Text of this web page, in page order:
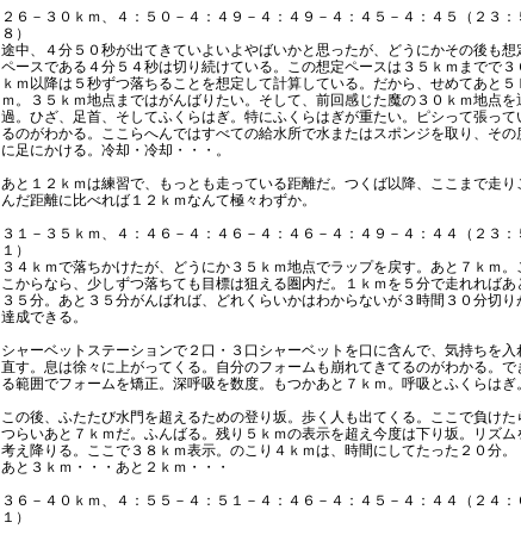
２６－３０ｋｍ、４：５０－４：４９－４：４９－４：４５－４：４５（２３：
８）
途中、４分５０秒が出てきていよいよやばいかと思ったが、どうにかその後も想
ペースである４分５４秒は切り続けている。この想定ペースは３５ｋｍまでで３
ｋｍ以降は５秒ずつ落ちることを想定して計算している。だから、せめてあと５
ｍ。３５ｋｍ地点まではがんばりたい。そして、前回感じた魔の３０ｋｍ地点を
過。ひざ、足首、そしてふくらはぎ。特にふくらはぎが重たい。ピシって張って
るのがわかる。ここらへんではすべての給水所で水またはスポンジを取り、その
に足にかける。冷却・冷却・・・。
あと１２ｋｍは練習で、もっとも走っている距離だ。つくば以降、ここまで走り
んだ距離に比べれば１２ｋｍなんて極々わずか。
３１－３５ｋｍ、４：４６－４：４６－４：４６－４：４９－４：４４（２３：
１）
３４ｋｍで落ちかけたが、どうにか３５ｋｍ地点でラップを戻す。あと７ｋｍ。
こからなら、少しずつ落ちても目標は狙える圏内だ。１ｋｍを５分で走れればあ
３５分。あと３５分がんばれば、どれくらいかはわからないが３時間３０分切り
達成できる。
シャーベットステーションで２口・３口シャーベットを口に含んで、気持ちを入
直す。息は徐々に上がってくる。自分のフォームも崩れてきてるのがわかる。で
る範囲でフォームを矯正。深呼吸を数度。もつかあと７ｋｍ。呼吸とふくらはぎ
この後、ふたたび水門を超えるための登り坂。歩く人も出てくる。ここで負けた
つらいあと７ｋｍだ。ふんばる。残り５ｋｍの表示を超え今度は下り坂。リズム
考え降りる。ここで３８ｋｍ表示。のこり４ｋｍは、時間にしてたった２０分。
あと３ｋｍ・・・あと２ｋｍ・・・
３６－４０ｋｍ、４：５５－４：５１－４：４６－４：４５－４：４４（２４：
１）